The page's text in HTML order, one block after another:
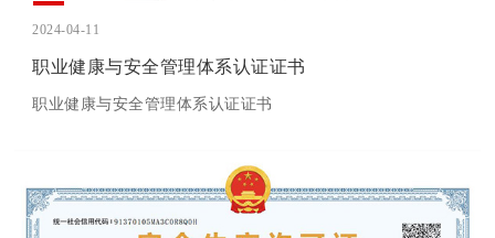
2024-04-11
职业健康与安全管理体系认证证书
职业健康与安全管理体系认证证书